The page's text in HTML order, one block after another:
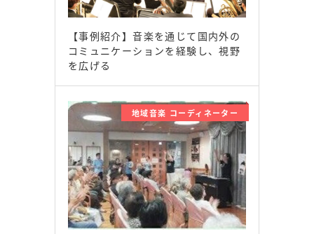
【事例紹介】音楽を通じて国内外の
コミュニケーションを経験し、視野
を広げる
地域音楽 コーディネーター